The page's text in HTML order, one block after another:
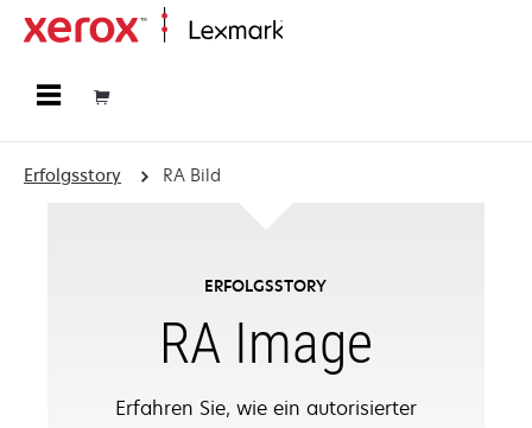
Erfolgsstory RA Bild
ERFOLGSSTORY
RA Image
Erfahren Sie, wie ein autorisierter